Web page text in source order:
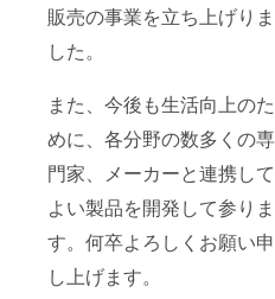
販売の事業を立ち上げりま
した。
また、今後も生活向上のた
めに、各分野の数多くの専
門家、メーカーと連携して
よい製品を開発して参りま
す。何卒よろしくお願い申
し上げます。